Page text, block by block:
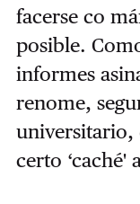
facerse co
posible.
informes
renome,
universitario,
certo ‘caché'